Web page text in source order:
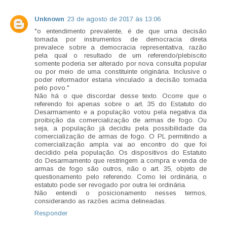
Unknown 23 de agosto de 2017 às 13:06
"o entendimento prevalente, é de que uma decisão
tomada por instrumentos de democracia direta
prevalece sobre a democracia representativa, razão
pela qual o resultado de um referendo/plebiscito
somente poderia ser alterado por nova consulta popular
ou por meio de uma constituinte originária. Inclusive o
poder reformador estaria vinculado a decisão tomada
pelo povo."
Não há o que discordar desse texto. Ocorre que o
referendo foi apenas sobre o art. 35 do Estatuto do
Desarmamento e a população votou pela negativa da
proibição da comercialização de armas de fogo. Ou
seja, a população já decidiu pela possibilidade da
comercialização de armas de fogo. O PL permitindo a
comercialização ampla vai ao encontro do que foi
decidido pela população. Os dispositivos do Estatuto
do Desarmamento que restringem a compra e venda de
armas de fogo são outros, não o art. 35, objeto de
questionamento pelo referendo. Como lei ordinária, o
estatuto pode ser revogado por outra lei ordinária.
Não entendi o posicionamento nesses termos,
considerando as razões acima delineadas.
Responder